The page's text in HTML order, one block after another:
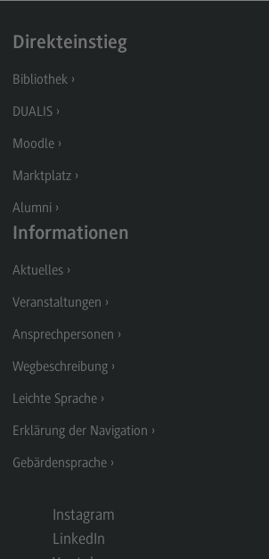
Berufsperspektiven
Kontakt
Digital Business Management
Digital Business Management
Modulangebot
Berufsperspektiven
Digitalisierung in der Sozialen Arbeit
Digitalisierung in der Sozialen Arbeit
Modulangebot
Berufsperspektiven
Kontakt
Elektrotechnik und
Elektrotechnik und
Informationstechnik
(External link)
Direkteinstieg
Bibliothek
DUALIS
Moodle
Marktplatz
Alumni
Informationen
Aktuelles
Veranstaltungen
Ansprechpersonen
Wegbeschreibung
Leichte Sprache
Erklärung der Navigation
Gebärdensprache
Instagram
LinkedIn